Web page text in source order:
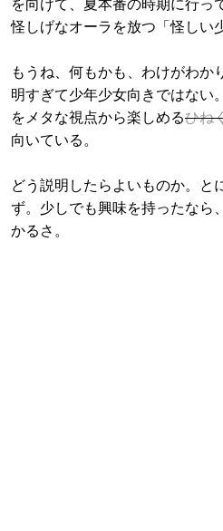
を向けて、夏本番の時期に行っ
怪しげなオーラを放つ「怪しい
もうね、何もかも、わけがわか
明すぎて少年少女向きではない
をメタな視点から楽しめるひね
向いている。
どう説明したらよいものか。と
ず。少しでも興味を持ったなら
かるさ。